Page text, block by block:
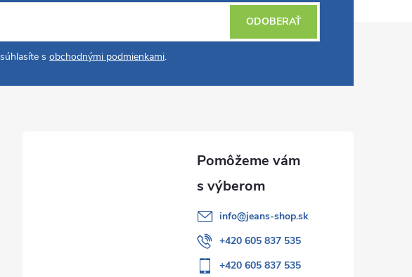
s obchodnými podmienkami.
ODOBERAŤ
info@jeans-shop.sk
+420 605 837 535
+420 605 837 535